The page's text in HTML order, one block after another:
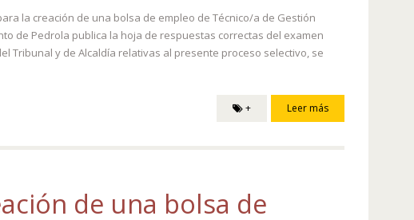
la creación de una bolsa de empleo de Técnico/a de Gestión
de Pedrola publica la hoja de respuestas correctas del examen
Tribunal y de Alcaldía relativas al presente proceso selectivo, se
Leer más
+
de una bolsa de